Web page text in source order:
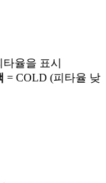
율을 표시
= COLD (피타율 낮